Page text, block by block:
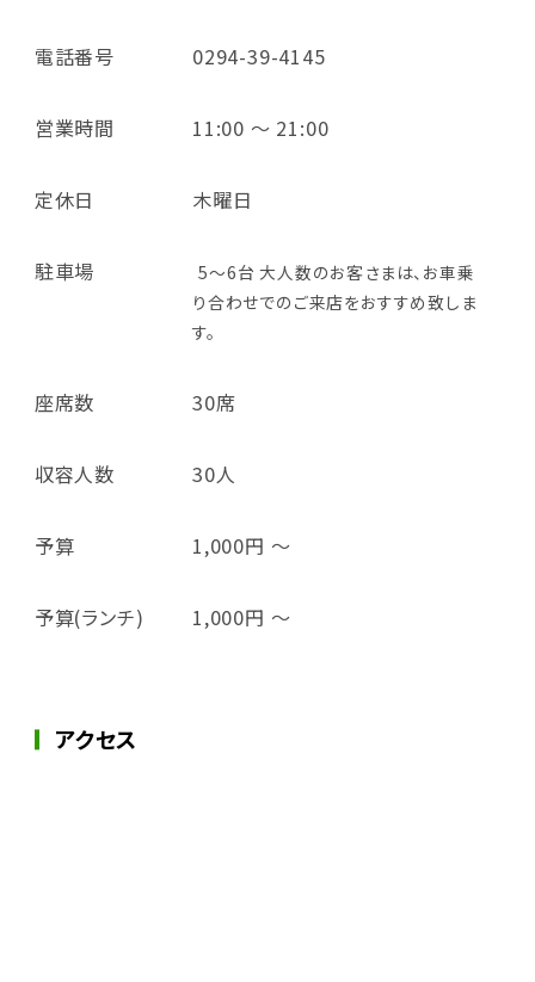
電話番号 0294-39-4145
営業時間 11:00 ～ 21:00
定休日 木曜日
駐車場
5～6台 大人数のお客さまは、お車乗
り合わせでのご来店をおすすめ致しま
す。
座席数 30席
収容人数 30人
予算 1,000円 ～
予算(ランチ) 1,000円 ～
アクセス